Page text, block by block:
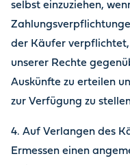
selbst einzuziehen,
der Käufer
unserer Rechte
Auskünfte zu erteilen
zur Verfügung zu
4. Auf Verlangen des
Ermessen einen